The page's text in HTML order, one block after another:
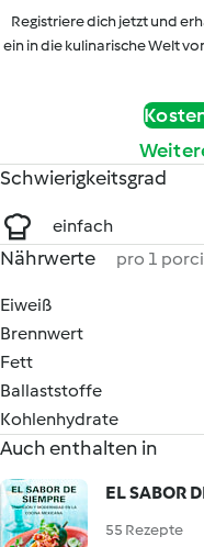
Registriere dich jetzt und
ein in die kulinarische Welt
Schwierigkeitsgrad
einfach
Nährwerte pro 1
Eiweiß
Brennwert
Fett
Ballaststoffe
Kohlenhydrate
Auch enthalten in
EL SABOR
55 Rezepte